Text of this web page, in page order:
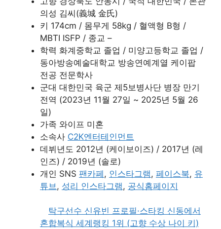
의성 김씨(義城 金氏)
키 174cm / 몸무게 58kg / 혈액형 B형 /
MBTI ISFP / 종교 –
학력 화계중학교 졸업 / 미양고등학교 졸업 /
동아방송예술대학교 방송연예계열 케이팝
전공 전문학사
군대 대한민국 육군 제5보병사단 병장 만기
전역 (2023년 11월 27일 ~ 2025년 5월 26
일)
가족 와이프 미혼
소속사 C2K엔터테인먼트
데뷔년도 2012년 (케이보이즈) / 2017년 (레
인즈) / 2019년 (솔로)
개인 SNS 팬카페, 인스타그램, 페이스북, 유
튜브 , 성리 인스타그램, 공식홈페이지
탁구선수 신유빈 프로필·스타킹 신동에서
혼합복식 세계랭킹 1위 (고향 수상 나이 키)